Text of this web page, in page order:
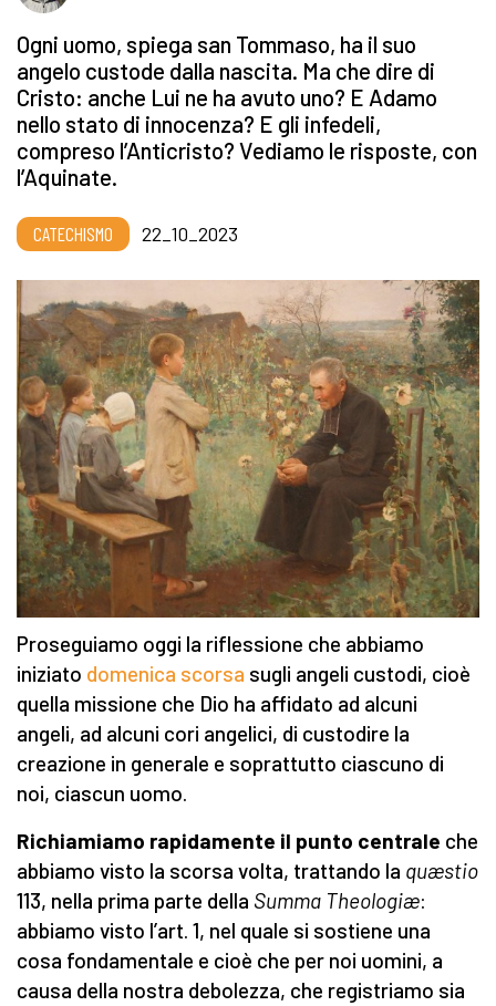
Ogni uomo, spiega san Tommaso, ha il suo
angelo custode dalla nascita. Ma che dire di
Cristo: anche Lui ne ha avuto uno? E Adamo
nello stato di innocenza? E gli infedeli,
compreso l’Anticristo? Vediamo le risposte, con
l’Aquinate.
CATECHISMO 22_10_2023
Proseguiamo oggi la riflessione che abbiamo
iniziato domenica scorsa sugli angeli custodi, cioè
quella missione che Dio ha affidato ad alcuni
angeli, ad alcuni cori angelici, di custodire la
creazione in generale e soprattutto ciascuno di
noi, ciascun uomo.
Richiamiamo rapidamente il punto centrale che
abbiamo visto la scorsa volta, trattando la quæstio
113, nella prima parte della Summa Theologiæ:
abbiamo visto l’art. 1, nel quale si sostiene una
cosa fondamentale e cioè che per noi uomini, a
causa della nostra debolezza, che registriamo sia